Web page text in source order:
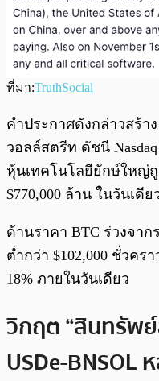
ที่มา:TruthSocial
คำประกาศดังกล่าวสร้า
วอลล์สตรีท ดัชนี Nasdaq
หุ้นเทคโนโลยียักษ์ใหญ่
$770,000 ล้าน ในวันเดีย
ด้านราคา BTC ร่วงจาก
ต่ำกว่า $102,000 ชั่วคร
18% ภายในวันเดียว
วิกฤต “สินทรัพย์
USDe-BNSOL